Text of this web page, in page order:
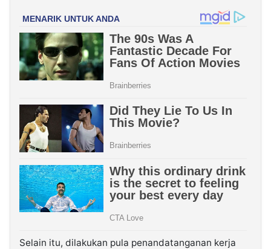
Selain itu, dilakukan pula penandatanganan kerja